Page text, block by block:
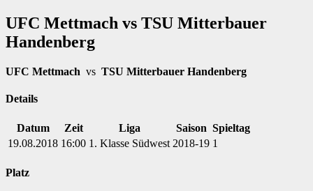
UFC Mettmach vs TSU Mitterbauer
Handenberg
UFC Mettmach vs TSU Mitterbauer Handenberg
Details
Datum Zeit Liga Saison Spieltag
19.08.2018 16:00 1. Klasse Südwest 2018-19 1
Platz